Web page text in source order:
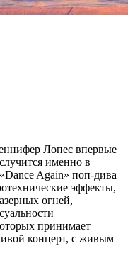
Лопес впервые
именно в
Again» поп-дива
эффекты,
огней,
принимает
концерт, с живым